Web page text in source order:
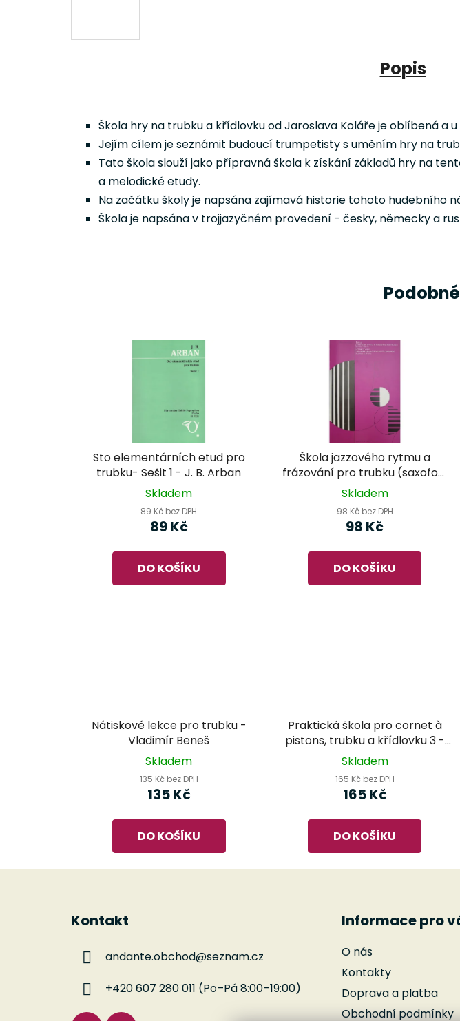
Popis
Škola hry na trubku a křídlovku od Jaroslava Koláře je oblíbená a
Jejím cílem je seznámit budoucí trumpetisty s uměním hry na
Tato škola slouží jako přípravná škola k získání základů hry na
a melodické etudy.
Na začátku školy je napsána zajímavá historie tohoto hudebního
Škola je napsána v trojjazyčném provedení - česky, německy a
Sto elementárních etud pro
trubku- Sešit 1 - J. B. Arban
Skladem
89 Kč bez DPH
89 Kč
DO KOŠÍKU
Škola jazzového rytmu a
frázování pro trubku (saxofon,
klarinet) - Boleslav Krušina
Skladem
98 Kč bez DPH
98 Kč
DO KOŠÍKU
Nátiskové lekce pro trubku -
Vladimír Beneš
Skladem
135 Kč bez DPH
135 Kč
DO KOŠÍKU
Praktická škola pro cornet à
pistons, trubku a křídlovku 3 -
Kolář
Skladem
165 Kč bez DPH
165 Kč
DO KOŠÍKU
Kontakt
andante.obchod@seznam.cz
+420 607 280 011 (Po–Pá 8:00–19:00)
Informace pro
O nás
Kontakty
Doprava a platba
Obchodní podmínky